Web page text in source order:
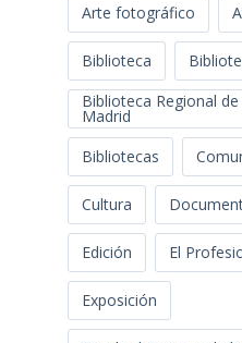
Arte fotográfico
Biblioteca
Biblioteca Regional
Madrid
Bibliotecas
Cultura
Edición El
Exposición